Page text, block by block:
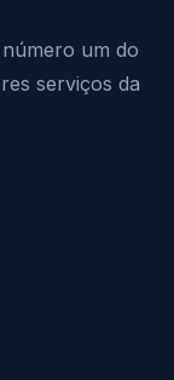
um do
serviços da